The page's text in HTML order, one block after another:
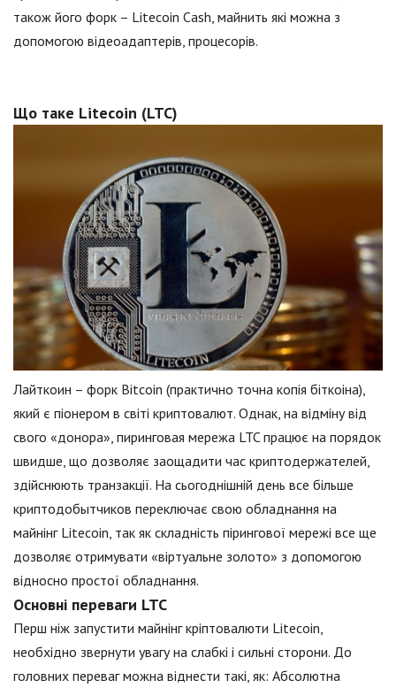
також його форк – Litecoin Cash, майнить які можна з
допомогою відеоадаптерів, процесорів.
Що таке Litecoin (LTC)
Лайткоин – форк Bitcoin (практично точна копія біткоіна),
який є піонером в світі криптовалют. Однак, на відміну від
свого «донора», пиринговая мережа LTC працює на порядок
швидше, що дозволяє заощадити час криптодержателей,
здійснюють транзакції. На сьогоднішній день все більше
криптодобытчиков переключає свою обладнання на
майнінг Litecoin, так як складність пірингової мережі все ще
дозволяє отримувати «віртуальне золото» з допомогою
відносно простої обладнання.
Основні переваги LTC
Перш ніж запустити майнінг кріптовалюти Litecoin,
необхідно звернути увагу на слабкі і сильні сторони. До
головних переваг можна віднести такі, як: Абсолютна